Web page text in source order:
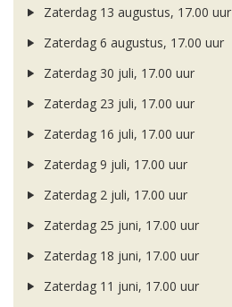
Zaterdag 13 augustus, 17.00 uur
Zaterdag 6 augustus, 17.00 uur
Zaterdag 30 juli, 17.00 uur
Zaterdag 23 juli, 17.00 uur
Zaterdag 16 juli, 17.00 uur
Zaterdag 9 juli, 17.00 uur
Zaterdag 2 juli, 17.00 uur
Zaterdag 25 juni, 17.00 uur
Zaterdag 18 juni, 17.00 uur
Zaterdag 11 juni, 17.00 uur